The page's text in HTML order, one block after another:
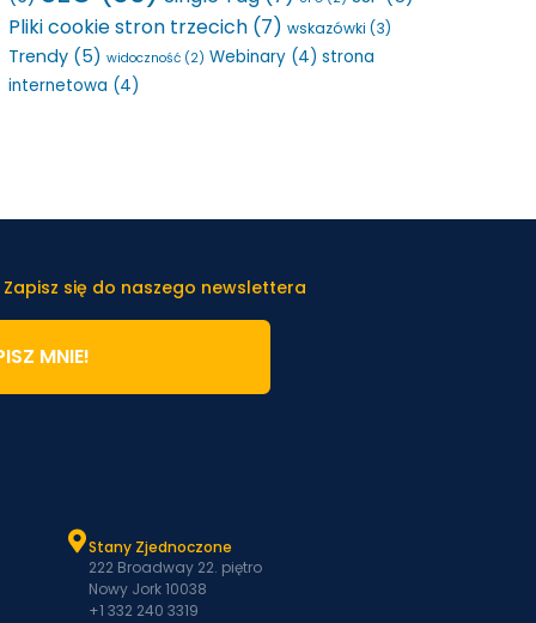
Pliki cookie stron trzecich (7) wskazówki (3)
Trendy (5) widoczność (2) Webinary (4) strona
internetowa (4)
się do naszego newslettera
MNIE!
Stany Zjednoczone
222 Broadway 22. piętro
Nowy Jork 10038
+1 332 240 3319